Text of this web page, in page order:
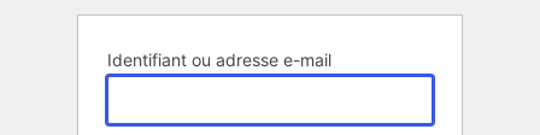
Identifiant ou adresse e-mail